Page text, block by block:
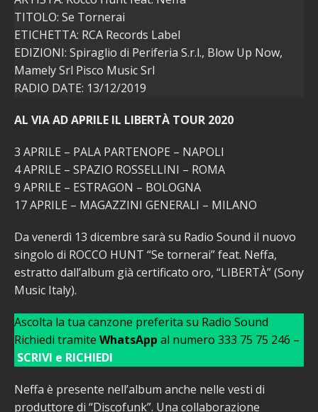
TITOLO: Se Tornerai
ETICHETTA: RCA Records Label
EDIZIONI: Spiraglio di Periferia S.r.l., Blow Up Now,
Mamely Srl Pisco Music Srl
RADIO DATE: 13/12/2019
AL VIA AD APRILE IL LIBERTÀ TOUR 2020
3 APRILE – PALA PARTENOPE – NAPOLI
4 APRILE – SPAZIO ROSSELLINI – ROMA
9 APRILE – ESTRAGON – BOLOGNA
17 APRILE – MAGAZZINI GENERALI – MILANO
Da venerdì 13 dicembre sarà su Radio Sound il nuovo
singolo di ROCCO HUNT “Se tornerai” feat. Neffa,
estratto dall’album già certificato oro, “LIBERTÀ” (Sony
Music Italy).
Ascolta la tua canzone preferita su Radio Sound
Richiedi tramite WhatsApp al numero 333 75 75 246 –
SCRIVI e RICHIEDI
Neffa è presente nell’album anche nelle vesti di
produttore di “Discofunk”. Una collaborazione